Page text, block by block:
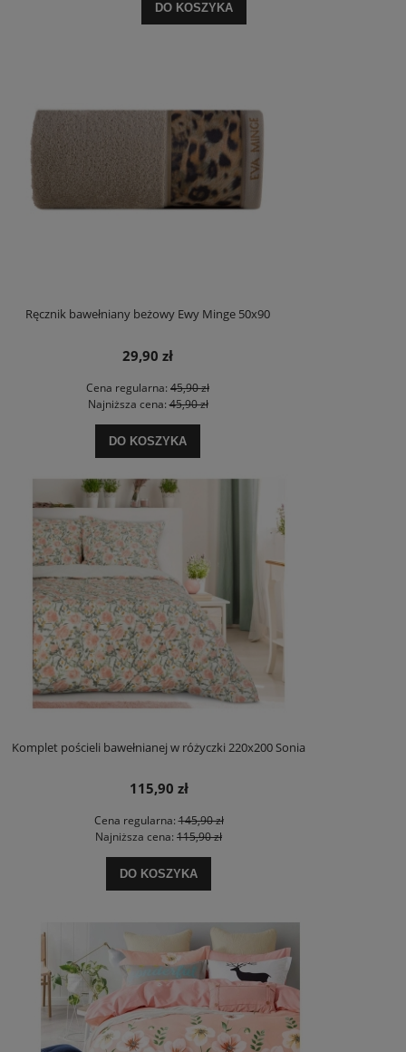
DO KOSZYKA
Ręcznik bawełniany beżowy Ewy Minge 50x90
29,90 zł
Cena regularna: 45,90 zł
Najniższa cena:45,90 zł
DO KOSZYKA
Komplet pościeli bawełnianej w różyczki 220x200 Sonia
115,90 zł
Cena regularna:145,90 zł
Najniższa cena: 115,90 zł
DO KOSZYKA